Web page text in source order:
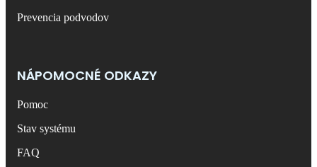
Prevencia podvodov
NÁPOMOCNÉ ODKAZY
Pomoc
Stav systému
FAQ